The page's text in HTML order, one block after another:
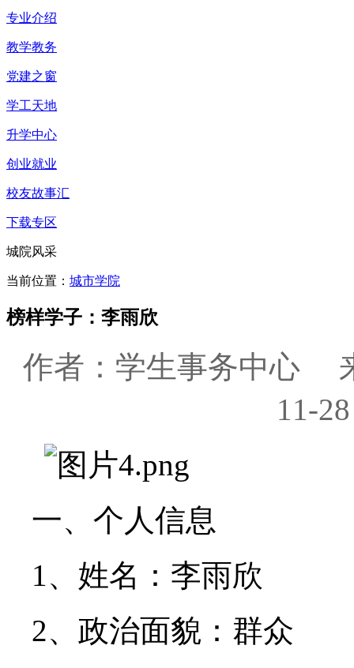
专业介绍
教学教务
党建之窗
学工天地
升学中心
创业就业
校友故事汇
下载专区
城院风采
当前位置： 城市学院
榜样学子：李雨欣
作者：学生事务中心
11-
一、个人信息
1、姓名：李雨欣
2、政治面貌：群众